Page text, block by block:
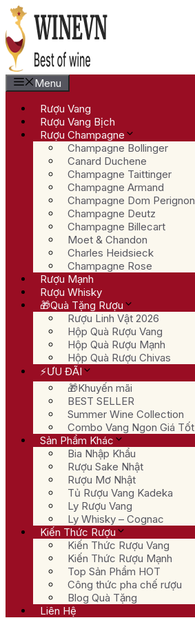
Chuyển
đến
nội
dung
Menu
Rượu Vang
Rượu Vang Bịch
Rượu Champagne
Champagne Bollinger
Canard Duchene
Champagne Taittinger
Champagne Armand
Champagne Dom Perignon
Champagne Deutz
Champagne Billecart
Moet & Chandon
Charles Heidsieck
Champagne Rose
Rượu Mạnh
Rượu Whisky
🎁Quà Tặng Rượu
Rượu Linh Vật 2026
Hộp Quà Rượu Vang
Hộp Quà Rượu Mạnh
Hộp Quà Rượu Chivas
⚡ƯU ĐÃI
🎁Khuyến mãi
BEST SELLER
Summer Wine Collection
Combo Vang Ngon Giá Tốt
Sản Phẩm Khác
Bia Nhập Khẩu
Rượu Sake Nhật
Rượu Mơ Nhật
Tủ Rượu Vang Kadeka
Ly Rượu Vang
Ly Whisky – Cognac
Kiến Thức Rượu
Kiến Thức Rượu Vang
Kiến Thức Rượu Mạnh
Top Sản Phẩm HOT
Công thức pha chế rượu
Blog Quà Tặng
Liên Hệ